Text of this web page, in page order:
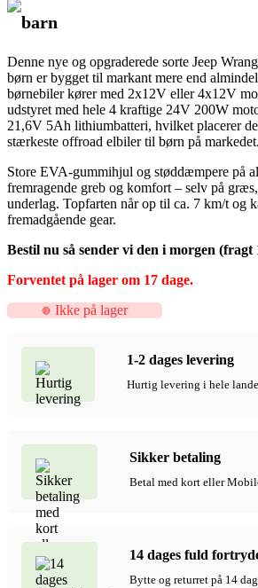
barn
Denne nye og opgraderede sorte Jeep
børn er bygget til markant mere end
børnebiler kører med 2x12V eller 4x12V
udstyret med hele 4 kraftige 24V 200W
21,6V 5Ah lithiumbatteri, hvilket placerer
stærkeste offroad elbiler til børn på markedet.
Store EVA-gummihjul og støddæmpere på
fremragende greb og komfort – selv på
underlag. Topfarten når op til ca. 7 km/t og
fremadgående gear.
Bestil nu så sender vi den i morgen (fragt
Forventet på lager om 17 dage.
Ikke på lager
1-2 dages levering
Hurtig levering i hele
Sikker betaling
Betal med kort eller
14 dages fuld
Bytte og returret på 14